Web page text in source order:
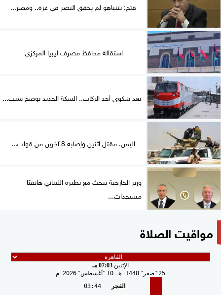
فتح: نتنياهو لم يحقق النصر في غزة.. ومصر...
استقالة محافظ مصرف ليبيا المركزي
بعد شكوى أحد الركاب.. السكة الحديد توضح سبب...
اليمن: مقتل اثنين وإصابة 8 آخرين من قوات...
وزير الخارجية يبحث مع نظيره اللبناني هاتفيًا
مستجدات...
مواقيت الصلاة
الإثنين 07:03 مـ
25 صفر 1448 هـ 10 أغسطس 2026 م
الفجر
03:44